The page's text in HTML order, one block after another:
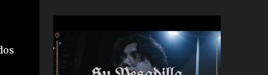
me mandó yo tengo el control a todos yo les
paro el dedo soy hocicon un malcriado un
malandrón Que Les importa no saben nada